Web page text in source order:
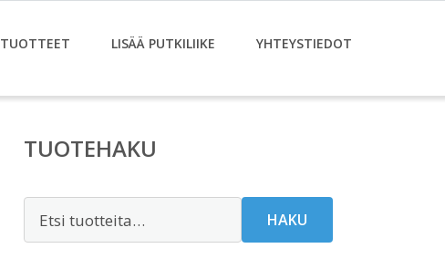
TUOTTEET LISÄÄ PUTKILIIKE YHTEYSTIEDOT
TUOTEHAKU
HAKU